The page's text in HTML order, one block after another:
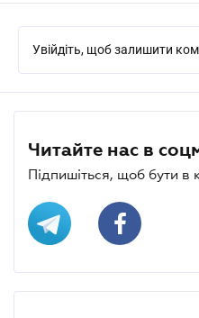
Увійдіть, щоб залишити
Читайте нас в
Підпишіться, щоб бути в